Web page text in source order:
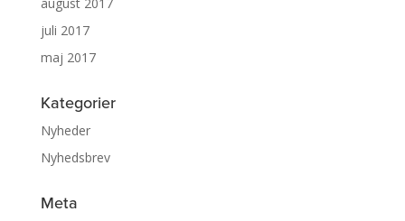
juli 2017
maj 2017
Kategorier
Nyheder
Nyhedsbrev
Meta